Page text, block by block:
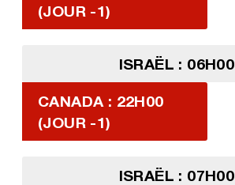
(JOUR -1)
ISRAËL : 06H00
CANADA : 22H00
(JOUR -1)
ISRAËL : 07H00